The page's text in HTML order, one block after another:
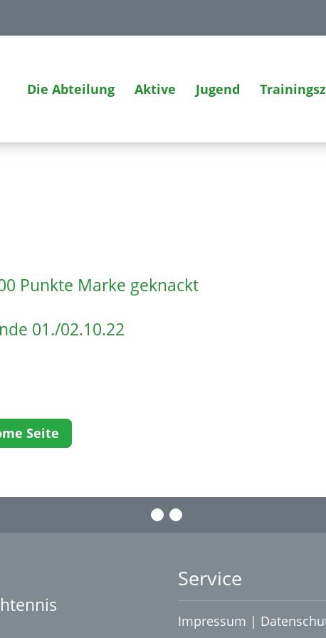
Die Abteilung Aktive Jugend
Punkte Marke geknackt
01./02.10.22
Seite
Service
Impressum |